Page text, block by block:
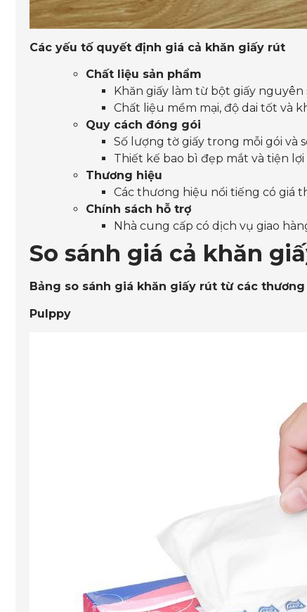
Các yếu tố quyết định giá cả khăn giấy rút
Chất liệu sản phẩm
Khăn giấy làm từ bột giấy
Chất liệu mềm mại, độ dai tốt và
Quy cách đóng gói
Số lượng tờ giấy trong mỗi gói và
Thiết kế bao bì đẹp mắt và tiện
Thương hiệu
Các thương hiệu nổi tiếng có giá
Chính sách hỗ trợ
Nhà cung cấp có dịch vụ giao
So sánh giá cả khăn
Bảng so sánh giá khăn giấy rút từ các thương
Pulppy